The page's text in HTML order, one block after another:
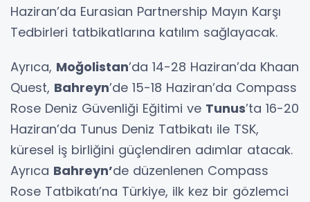
Haziran’da Eurasian Partnership Mayın Karşı
Tedbirleri tatbikatlarına katılım sağlayacak.
Ayrıca, Moğolistan’da 14-28 Haziran’da Khaan
Quest, Bahreyn’de 15-18 Haziran’da Compass
Rose Deniz Güvenliği Eğitimi ve Tunus’ta 16-20
Haziran’da Tunus Deniz Tatbikatı ile TSK,
küresel iş birliğini güçlendiren adımlar atacak.
Ayrıca Bahreyn’de düzenlenen Compass
Rose Tatbikatı’na Türkiye, ilk kez bir gözlemci